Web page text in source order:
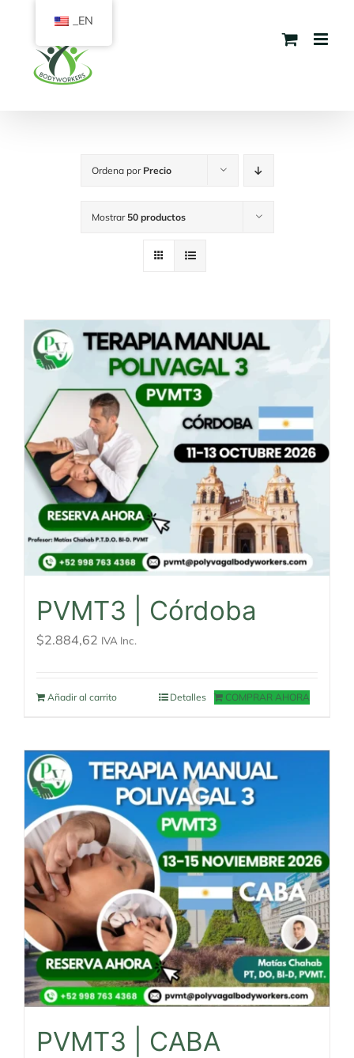
contenido
Ordena por Precio
Mostrar 50 productos
PVMT3 | Córdoba
$2.884,62 IVA Inc.
Añadir al carrito COMPRAR AHORA
Detalles
PVMT3 | CABA
_EN